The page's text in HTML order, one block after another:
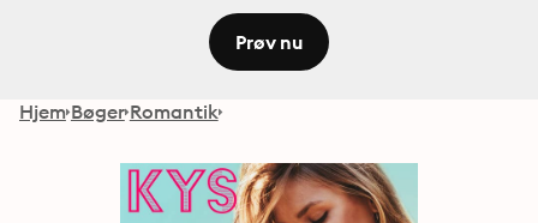
Prøv nu
Hjem Bøger Romantik